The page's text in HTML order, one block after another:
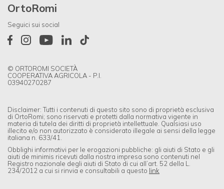
OrtoRomi
Seguici sui social
© ORTOROMI SOCIETÀ
COOPERATIVA AGRICOLA - P.I.
03940270287
Disclaimer: Tutti i contenuti di questo sito sono di proprietà esclusiva
di OrtoRomi; sono riservati e protetti dalla normativa vigente in
materia di tutela dei diritti di proprietà intellettuale. Qualsiasi uso
illecito e/o non autorizzato è considerato illegale ai sensi della legge
italiana n. 633/41.
Obblighi informativi per le erogazioni pubbliche: gli aiuti di Stato e gli
aiuti de minimis ricevuti dalla nostra impresa sono contenuti nel
Registro nazionale degli aiuti di Stato di cui all’art. 52 della L.
234/2012 a cui si rinvia e consultabili a questo link